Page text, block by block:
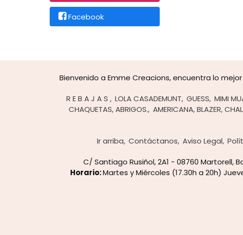
Facebook
Bienvenido a Emme Creacions, encuentra lo
R E B A J A S LOLA CASADEMUNT GUESS MIMI
CHAQUETAS, ABRIGOS. AMERICANA, BLAZER,
Ir arriba Contáctanos Aviso Legal
C/ Santiago Rusiñol, 2A1 - 08760
Horario:Martes y Miércoles (17.30h a 20h)